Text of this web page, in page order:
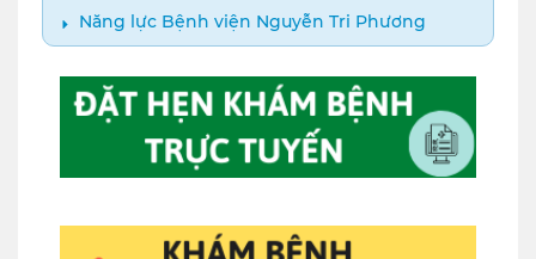
Năng lực Bệnh viện Nguyễn Tri Phương